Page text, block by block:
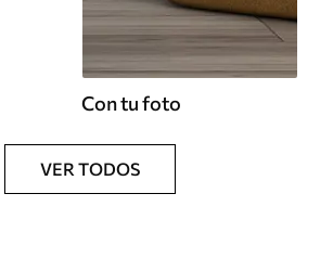
Con tu foto
VER TODOS